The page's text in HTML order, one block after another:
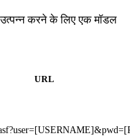
करने के लिए एक मॉडल
URL